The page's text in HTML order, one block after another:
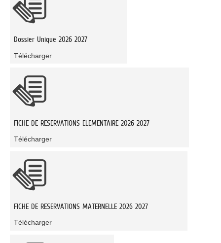
Dossier Unique 2026 2027
Télécharger
FICHE DE RESERVATIONS ELEMENTAIRE 2026 2027
Télécharger
FICHE DE RESERVATIONS MATERNELLE 2026 2027
Télécharger